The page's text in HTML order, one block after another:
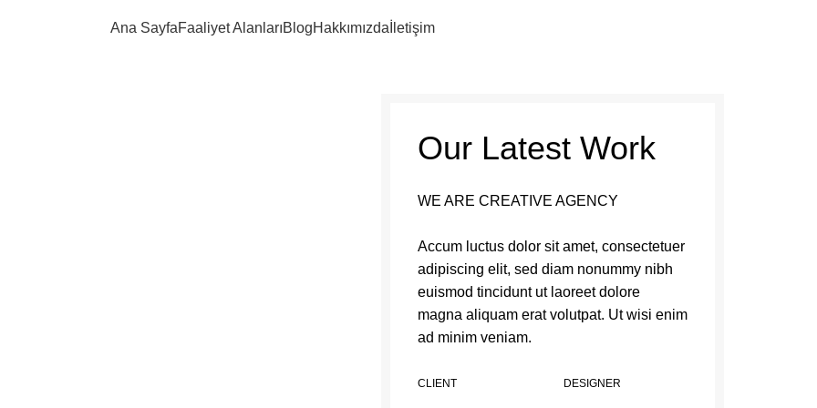
Ana SayfaFaaliyet AlanlarıBlogHakkımızda İletişim
mollis hac dignis
Our Latest Work
WE ARE CREATIVE AGENCY
Accum luctus dolor sit amet, consectetuer
adipiscing elit, sed diam nonummy nibh
euismod tincidunt ut laoreet dolore
magna aliquam erat volutpat. Ut wisi enim
ad minim veniam.
CLIENT DESIGNER